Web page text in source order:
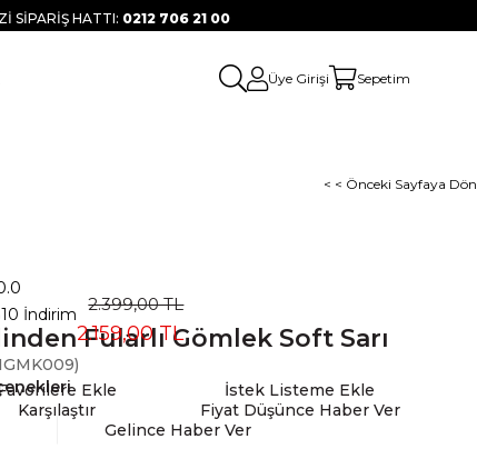
SİPARİŞ HATTI: 0212 706 21 00
Üye Girişi Sepetim
< < Önceki Sayfaya Dön
Fularlı Gömlek Soft Sarı
10 İndirim 2.399,00 TL
2.159,00 TL
Ekle
İstek Listeme Ekle
Karşılaştır
Fiyat Düşünce Haber Ver
Gelince Haber Ver